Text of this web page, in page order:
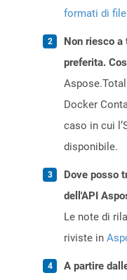
formati di
Non riesco a
preferita.
Docker
caso in cui
disponibile.
Dove posso
dell'API
Le note di
riviste in
A partire